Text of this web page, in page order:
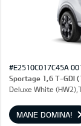
#E2510C017C45A
Sportage 1,6 T-GDI
Deluxe White
MANE DOMINA!